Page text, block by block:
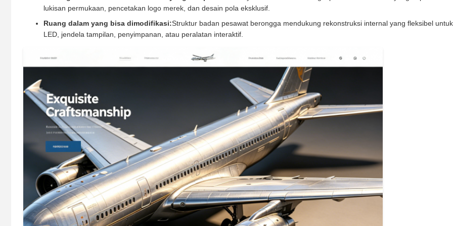
lukisan permukaan, pencetakan logo merek, dan desain pola eksklusif.
Ruang dalam yang bisa dimodifikasi:Struktur badan pesawat berongga mendukung rekonstruksi internal yang fleksibel
LED, jendela tampilan, penyimpanan, atau peralatan interaktif.